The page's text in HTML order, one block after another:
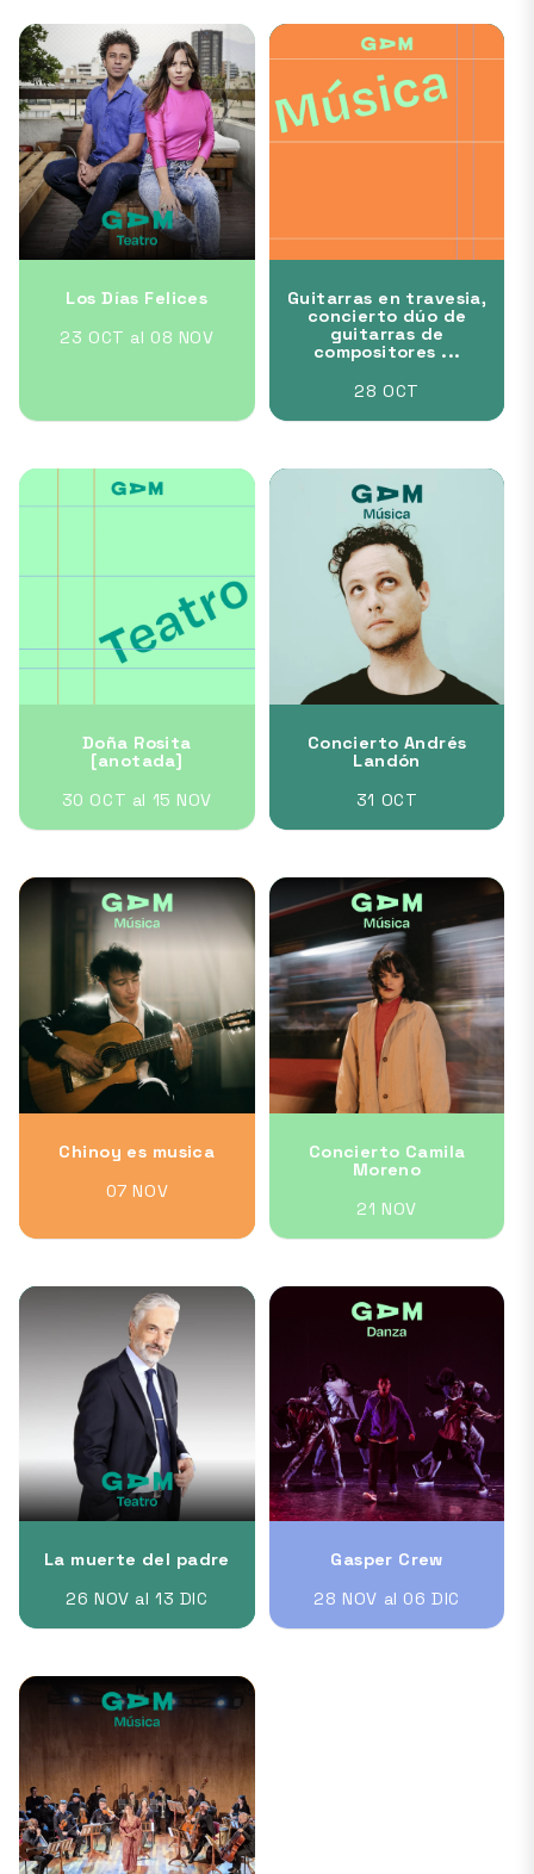
Los Días Felices
23 OCT al 08 NOV
Guitarras en travesia,
concierto dúo de
guitarras de
compositores ...
28 OCT
Doña Rosita
[anotada]
30 OCT al 15 NOV
Concierto Andrés
Landón
31 OCT
Chinoy es musica
07 NOV
Concierto Camila
Moreno
21 NOV
La muerte del padre
26 NOV al 13 DIC
Gasper Crew
28 NOV al 06 DIC